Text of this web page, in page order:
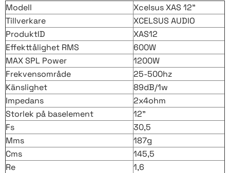
Modell
Xcelsus XAS 12"
Tillverkare
XCELSUS AUDIO
ProduktID
XAS12
Effekttålighet RMS
600W
MAX SPL Power
1200W
Frekvensområde
25-500hz
Känslighet
89dB/1w
Impedans
2x4ohm
Storlek på baselement
12"
Fs
30,5
Mms
187g
Cms
145,5
Re
1,6